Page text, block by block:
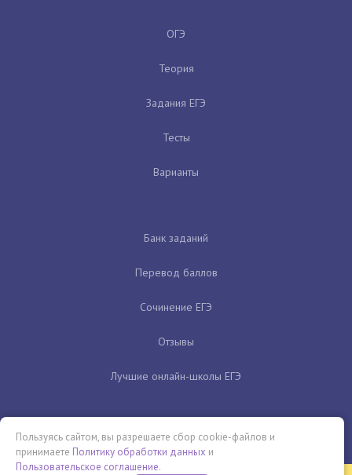
ОГЭ
Теория
Задания ЕГЭ
Тесты
Варианты
Банк заданий
Перевод баллов
Сочинение ЕГЭ
Отзывы
Лучшие онлайн-школы ЕГЭ
Пользуясь сайтом, вы разрешаете сбор cookie-файлов и
принимаете Политику обработки данных и
Пользовательское соглашение.